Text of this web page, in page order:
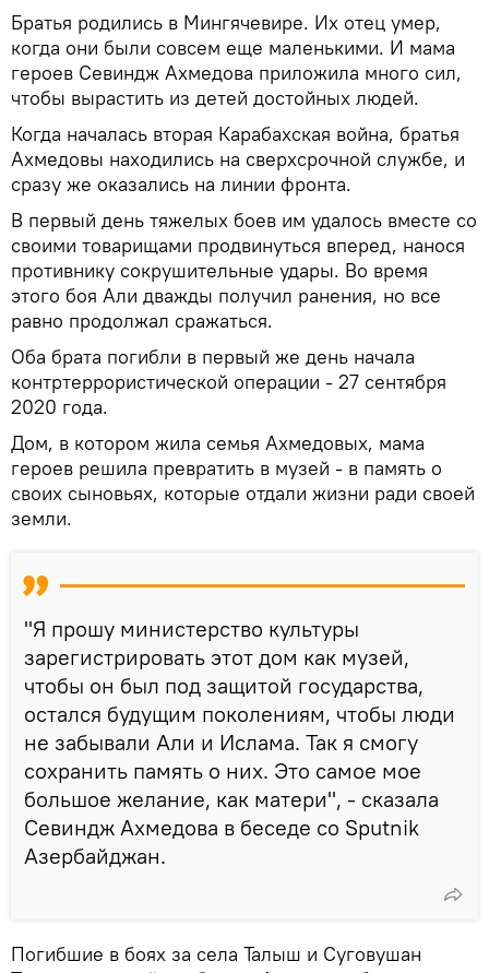
Братья родились в Мингячевире. Их отец умер,
когда они были совсем еще маленькими. И мама
героев Севиндж Ахмедова приложила много сил,
чтобы вырастить из детей достойных людей.
Когда началась вторая Карабахская война, братья
Ахмедовы находились на сверхсрочной службе, и
сразу же оказались на линии фронта.
В первый день тяжелых боев им удалось вместе со
своими товарищами продвинуться вперед, нанося
противнику сокрушительные удары. Во время
этого боя Али дважды получил ранения, но все
равно продолжал сражаться.
Оба брата погибли в первый же день начала
контртеррористической операции - 27 сентября
2020 года.
Дом, в котором жила семья Ахмедовых, мама
героев решила превратить в музей - в память о
своих сыновьях, которые отдали жизни ради своей
земли.
"Я прошу министерство культуры
зарегистрировать этот дом как музей,
чтобы он был под защитой государства,
остался будущим поколениям, чтобы люди
не забывали Али и Ислама. Так я смогу
сохранить память о них. Это самое мое
большое желание, как матери", - сказала
Севиндж Ахмедова в беседе со Sputnik
Азербайджан.
Погибшие в боях за села Талыш и Суговушан